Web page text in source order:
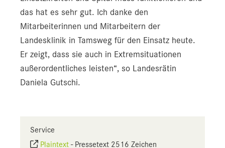
das hat es sehr gut. Ich danke den
Mitarbeiterinnen und Mitarbeitern der
Landesklinik in Tamsweg für den Einsatz heute.
Er zeigt, dass sie auch in Extremsituationen
außerordentliches leisten“, so Landesrätin
Daniela Gutschi.
Service
Plaintext - Pressetext 2516 Zeichen